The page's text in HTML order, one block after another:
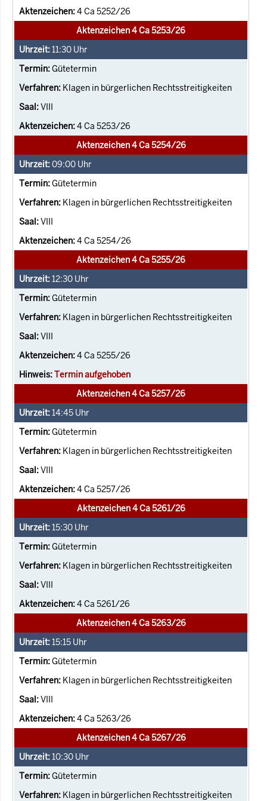
4 Ca 5252/26
Aktenzeichen 4 Ca 5253/26
11:30 Uhr
Gütetermin
Klagen in bürgerlichen Rechtsstreitigkeiten
VIII
4 Ca 5253/26
Aktenzeichen 4 Ca 5254/26
09:00 Uhr
Gütetermin
Klagen in bürgerlichen Rechtsstreitigkeiten
VIII
4 Ca 5254/26
Aktenzeichen 4 Ca 5255/26
12:30 Uhr
Gütetermin
Klagen in bürgerlichen Rechtsstreitigkeiten
VIII
4 Ca 5255/26
Termin aufgehoben
Aktenzeichen 4 Ca 5257/26
14:45 Uhr
Gütetermin
Klagen in bürgerlichen Rechtsstreitigkeiten
VIII
4 Ca 5257/26
Aktenzeichen 4 Ca 5261/26
15:30 Uhr
Gütetermin
Klagen in bürgerlichen Rechtsstreitigkeiten
VIII
4 Ca 5261/26
Aktenzeichen 4 Ca 5263/26
15:15 Uhr
Gütetermin
Klagen in bürgerlichen Rechtsstreitigkeiten
VIII
4 Ca 5263/26
Aktenzeichen 4 Ca 5267/26
10:30 Uhr
Gütetermin
Klagen in bürgerlichen Rechtsstreitigkeiten